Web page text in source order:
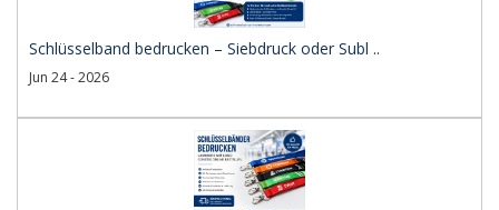
Schlüsselband bedrucken – Siebdruck oder Subl ..
Jun 24 - 2026